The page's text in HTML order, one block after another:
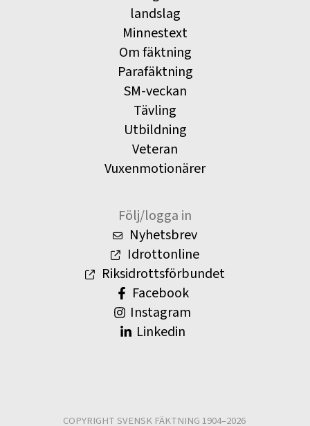
landslag
Minnestext
Om fäktning
Parafäktning
SM-veckan
Tävling
Utbildning
Veteran
Vuxenmotionärer
Följ/logga in
Nyhetsbrev
Idrottonline
Riksidrottsförbundet
Facebook
Instagram
Linkedin
COPYRIGHT SVENSK FÄKTNING 1904–2026